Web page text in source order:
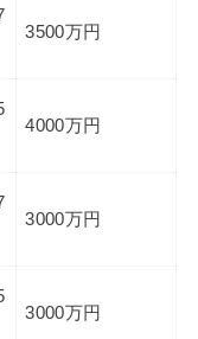
3500万円
4000万円
3000万円
3000万円